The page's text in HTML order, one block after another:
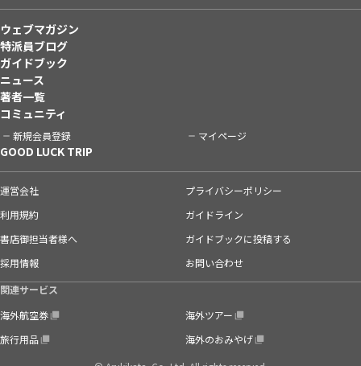
ウェブマガジン
特派員ブログ
ガイドブック
ニュース
著者一覧
コミュニティ
新規会員登録 マイページ
GOOD LUCK TRIP
運営会社
プライバシーポリシー
利用規約
ガイドライン
書店御担当者様へ
ガイドブックに投稿する
採用情報
お問い合わせ
関連サービス
海外航空券
海外ツアー
旅行用品
海外のおみやげ